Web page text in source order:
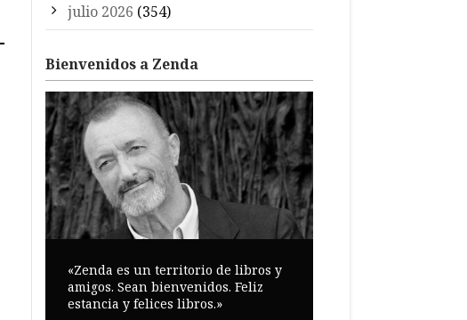
julio 2026 (354)
Bienvenidos a Zenda
«Zenda es un territorio de libros y
amigos. Sean bienvenidos. Feliz
estancia y felices libros.»